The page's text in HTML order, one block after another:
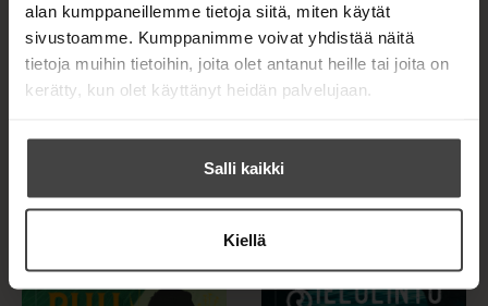
alan kumppaneillemme tietoja siitä, miten käytät
sivustoamme. Kumppanimme voivat yhdistää näitä
tietoja muihin tietoihin, joita olet antanut heille tai joita on
kerätty, kun olet käyttänyt heidän palvelujaan.
Salli kaikki
Kiellä
TEOKSET